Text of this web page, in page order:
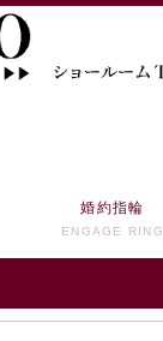
婚約指輪
ENGAGE RING